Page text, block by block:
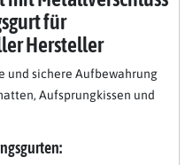
für
Hersteller
und sichere Aufbewahrung
Aufsprungkissen und